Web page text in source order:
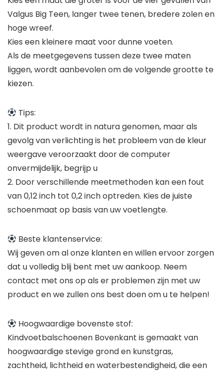
Valgus Big Teen, langer twee tenen, bredere zolen en
hoge wreef.
Kies een kleinere maat voor dunne voeten.
Als de meetgegevens tussen deze twee maten
liggen, wordt aanbevolen om de volgende grootte te
kiezen.
Tips:
1. Dit product wordt in natura genomen, maar als
gevolg van verlichting is het probleem van de kleur
weergave veroorzaakt door de computer
onvermijdelijk, begrijp u
2. Door verschillende meetmethoden kan een fout
van 0,12 inch tot 0,2 inch optreden. Kies de juiste
schoenmaat op basis van uw voetlengte.
Beste klantenservice:
Wij geven om al onze klanten en willen ervoor zorgen
dat u volledig blij bent met uw aankoop. Neem
contact met ons op als er problemen zijn met uw
product en we zullen ons best doen om u te helpen!
Hoogwaardige bovenste stof:
Kindvoetbalschoenen Bovenkant is gemaakt van
hoogwaardige stevige grond en kunstgras,
zachtheid, lichtheid en waterbestendigheid, die een